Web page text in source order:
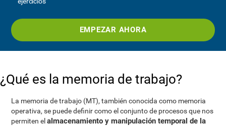
EMPEZAR AHORA
¿Qué es la memoria de trabajo?
La memoria de trabajo (MT), también conocida como memoria
operativa, se puede definir como el conjunto de procesos que nos
permiten elalmacenamiento y manipulación temporal de la